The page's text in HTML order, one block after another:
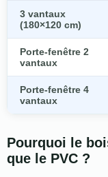
3 vantaux
(180×120 cm)
Porte-fenêtre 2
vantaux
Porte-fenêtre 4
vantaux
Pourquoi le
que le PVC ?